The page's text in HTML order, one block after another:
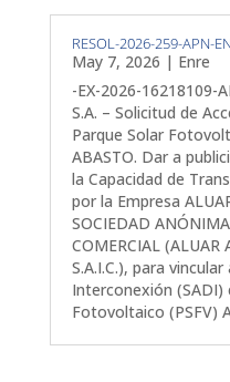
RESOL-2026-259-APN-
May 7, 2026 | Enre
-EX-2026-16218109-
S.A. – Solicitud de
Parque Solar
ABASTO. Dar a
la Capacidad de
por la Empresa
SOCIEDAD
COMERCIAL (ALUAR
S.A.I.C.), para
Interconexión (SADI)
Fotovoltaico (PSFV)